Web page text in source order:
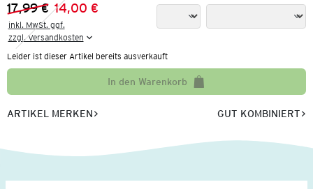
Vorheriger Preis:
17,99 €
Neuer Preis:
14,00 €
inkl. MwSt. ggf.
zzgl. Versandkosten
Leider ist dieser Artikel bereits ausverkauft
In den Warenkorb
ARTIKEL MERKEN GUT KOMBINIERT